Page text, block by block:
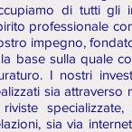
di tutti gli
professionale
impegno,
base sulla quale
I nostri
sia attraverso
sia via